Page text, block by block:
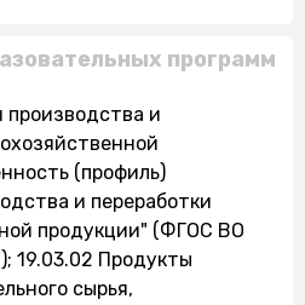
программ
производства и
(профиль)
и переработки
продукции" (ФГОС ВО
19.03.02 Продукты
сырья,